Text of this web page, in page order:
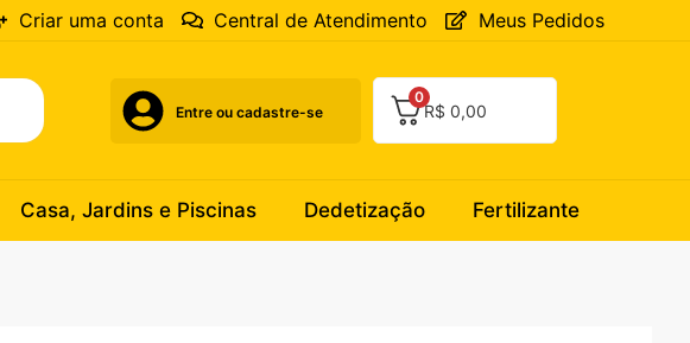
Criar uma conta Central de Atendimento Meus Pedidos
Entre ou cadastre-se
0
R$ 0,00
Casa, Jardins e Piscinas Dedetização Fertilizante